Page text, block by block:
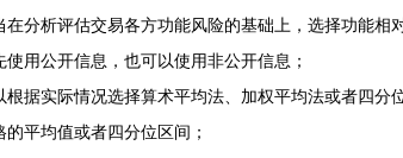
析评估交易各方功能风险的基础上，选择功能相
公开信息，也可以使用非公开信息；
实际情况选择算术平均法、加权平均法或者四分
的平均值或者四分位区间；